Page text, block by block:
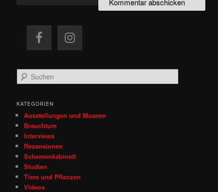
u
h
KATEGORIEN
Ausstellungen und Museen
Brauchtum
Interviews
Rezensionen
Schemenkabinett
Studien
Tiere und Pflanzen
Videos